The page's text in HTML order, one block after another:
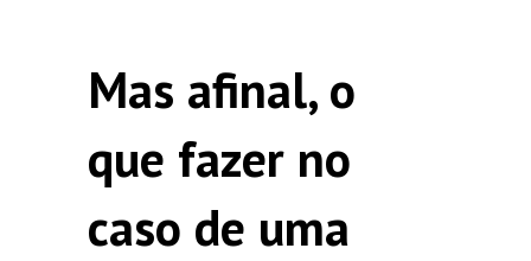
Mas afinal, o
que fazer no
caso de uma